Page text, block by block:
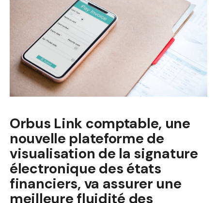
Orbus Link comptable, une
nouvelle plateforme de
visualisation de la signature
électronique des états
financiers, va assurer une
meilleure fluidité des